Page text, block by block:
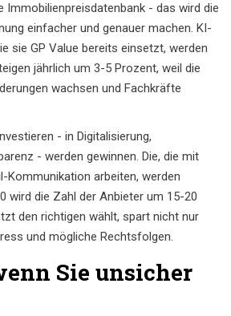
Immobilienpreisdatenbank - das wird die
einfacher und genauer machen. KI-
sie GP Value bereits einsetzt, werden
jährlich um 3-5 Prozent, weil die
wachsen und Fachkräfte
- in Digitalisierung,
- werden gewinnen. Die, die mit
Kommunikation arbeiten, werden
wird die Zahl der Anbieter um 15-20
den richtigen wählt, spart nicht nur
und mögliche Rechtsfolgen.
Sie unsicher